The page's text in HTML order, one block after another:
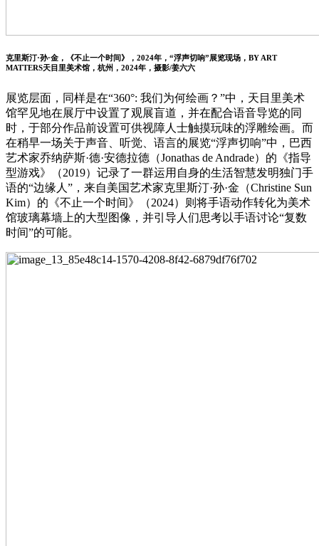
克里斯汀·孙·金，《不止一个时间》，2024年，“浮声切响”展览现场，BY ART
MATTERS天目里美术馆，杭州，2024年，摄影/姜六六
展览层面，同样是在“360°: 我们为何绘画？”中，天目里美术
馆罕见地在展厅中设置了观展盲道，并在配合语音导览的同
时，于部分作品前设置可供视障人士触摸玩味的浮雕绘画。而
在稍早一场关于声音、听觉、语言的展览“浮声切响”中，巴西
艺术家乔纳萨斯·德·安德拉德（Jonathas de Andrade）的《指导
型游戏》（2019）记录了一群运用自身的生活智慧发明独门手
语的“边缘人”，来自美国艺术家克里斯汀·孙·金（Christine Sun
Kim）的《不止一个时间》（2024）则将手语动作转化为美术
馆玻璃幕墙上的大型图像，并引导人们思考以手语讨论“复数
时间”的可能。